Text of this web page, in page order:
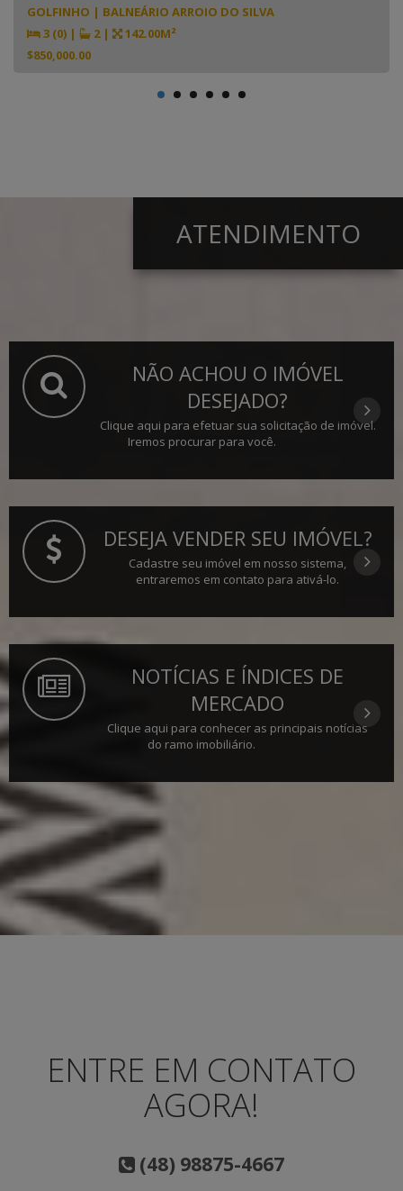
GOLFINHO | BALNEÁRIO ARROIO DO SILVA
3 (0) | 2 |
142.00M²
$850,000.00
ATENDIMENTO
NÃO ACHOU O IMÓVEL
DESEJADO?
Clique aqui para efetuar sua solicitação de imóvel.
Iremos procurar para você.
DESEJA VENDER SEU IMÓVEL?
Cadastre seu imóvel em nosso sistema,
entraremos em contato para ativá-lo.
NOTÍCIAS E ÍNDICES DE
MERCADO
Clique aqui para conhecer as principais notícias
do ramo imobiliário.
ENTRE EM CONTATO
AGORA!
(48) 98875-4667